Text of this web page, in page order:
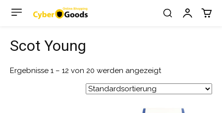
Scot Young
Ergebnisse 1 – 12 von 20 werden angezeigt